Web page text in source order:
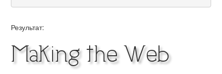
Результат:
Making the Web